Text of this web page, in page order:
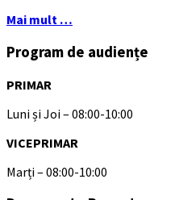
Mai mult …
Program de audiențe
PRIMAR
Luni și Joi – 08:00-10:00
VICEPRIMAR
Marți – 08:00-10:00